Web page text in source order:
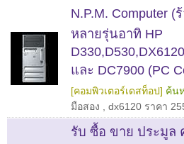
N.P.M. Computer (
หลายรุ่นอาทิ HP
และ DC7900 (PC
[คอมพิวเตอร์เดสท็อป] ค้น
มือสอง
dx6120 ราคา
รับ ซื้อ ขาย ประมูล